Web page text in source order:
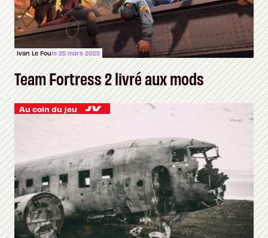
Ivan Le Foule 25 mars 2025
Team Fortress 2 livré aux mods
Au coin du jeu